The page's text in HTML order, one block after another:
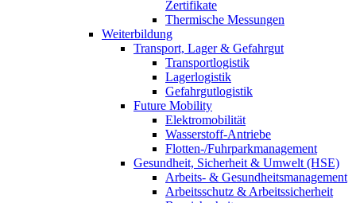
Zertifikate
Thermische Messungen
Weiterbildung
Transport, Lager & Gefahrgut
Transportlogistik
Lagerlogistik
Gefahrgutlogistik
Future Mobility
Elektromobilität
Wasserstoff-Antriebe
Flotten-/Fuhrparkmanagement
Gesundheit, Sicherheit & Umwelt (HSE)
Arbeits- & Gesundheitsmanagement
Arbeitsschutz & Arbeitssicherheit